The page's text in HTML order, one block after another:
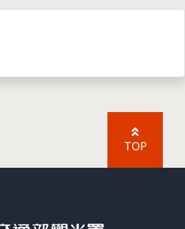
TOP